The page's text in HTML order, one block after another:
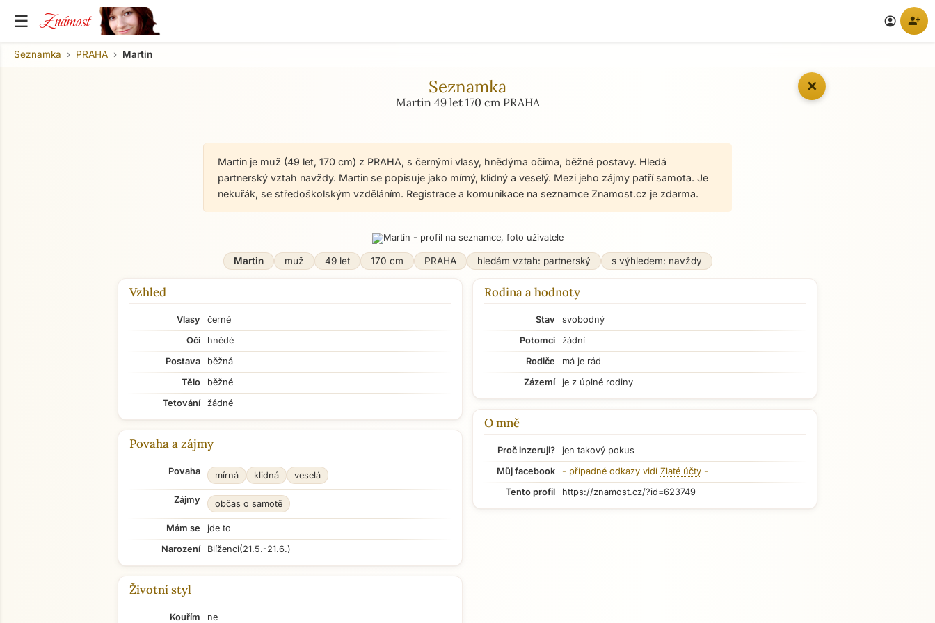
☰ Známost account_circle person_add
✕
Seznamka PRAHA Martin
Seznamka
Martin 49 let 170 cm PRAHA
Martin je muž (49 let, 170 cm) z PRAHA, s černými vlasy, hnědýma očima, běžné postavy. Hledá
partnerský vztah navždy. Martin se popisuje jako mírný, klidný a veselý. Mezi jeho zájmy patří samota. Je
nekuřák, se středoškolským vzděláním. Registrace a komunikace na seznamce Znamost.cz je zdarma.
Martin muž 49 let 170 cm PRAHA hledám vztah: partnerský s výhledem: navždy
Vzhled
Vlasy
černé
Oči
hnědé
Postava
běžná
Tělo
běžné
Tetování
žádné
Povaha a zájmy
Povaha mírná klidná veselá
Zájmy občas o samotě
Mám se
jde to
Narození
Blíženci(21.5.-21.6.)
Životní styl
Kouřím
ne
Rodina a hodnoty
Stav
svobodný
Potomci
žádní
Rodiče
má je rád
Zázemí
je z úplné rodiny
O mně
Proč inzeruji?
jen takový pokus
Můj facebook
- případné odkazy vidí Zlaté účty -
Tento profil
https://znamost.cz/?id=623749